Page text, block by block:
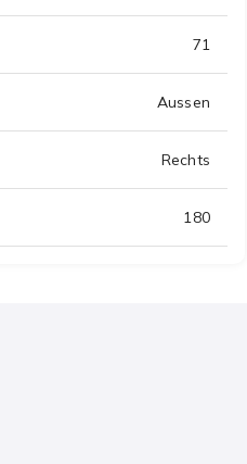
71
Aussen
Rechts
180